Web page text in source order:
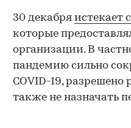
30 декабря истекает
которые
организации. В
пандемию сильно
COVID-19,
также не назначать